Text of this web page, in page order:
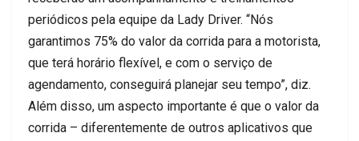
periódicos pela equipe da Lady Driver. “Nós
garantimos 75% do valor da corrida para a motorista,
que terá horário flexível, e com o serviço de
agendamento, conseguirá planejar seu tempo”, diz.
Além disso, um aspecto importante é que o valor da
corrida – diferentemente de outros aplicativos que